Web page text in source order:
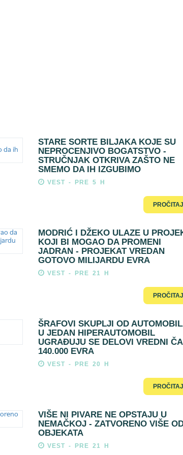
STARE SORTE BILJAKA KOJE SU
NEPROCENJIVO BOGATSTVO -
STRUČNJAK OTKRIVA ZAŠTO NE
SMEMO DA IH IZGUBIMO
VEST - PRE 5 H
MODRIĆ I DŽEKO ULAZE U
KOJI BI MOGAO DA PROMENI
JADRAN - PROJEKAT VREDAN
GOTOVO MILIJARDU EVRA
VEST - PRE 21 H
ŠRAFOVI SKUPLJI OD
U JEDAN HIPERAUTOMOBIL
UGRAĐUJU SE DELOVI VREDNI
140.000 EVRA
VEST - PRE 20 H
VIŠE NI PIVARE NE OPSTAJU U
NEMAČKOJ - ZATVORENO VIŠE
OBJEKATA
VEST - PRE 21 H